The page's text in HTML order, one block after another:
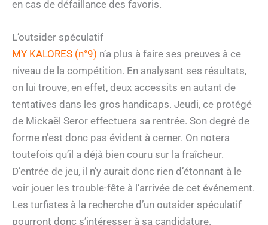
en cas de défaillance des favoris.
L’outsider spéculatif
MY KALORES (n°9) n’a plus à faire ses preuves à ce
niveau de la compétition. En analysant ses résultats,
on lui trouve, en effet, deux accessits en autant de
tentatives dans les gros handicaps. Jeudi, ce protégé
de Mickaël Seror effectuera sa rentrée. Son degré de
forme n’est donc pas évident à cerner. On notera
toutefois qu’il a déjà bien couru sur la fraîcheur.
D’entrée de jeu, il n’y aurait donc rien d’étonnant à le
voir jouer les trouble-fête à l’arrivée de cet événement.
Les turfistes à la recherche d’un outsider spéculatif
pourront donc s’intéresser à sa candidature.